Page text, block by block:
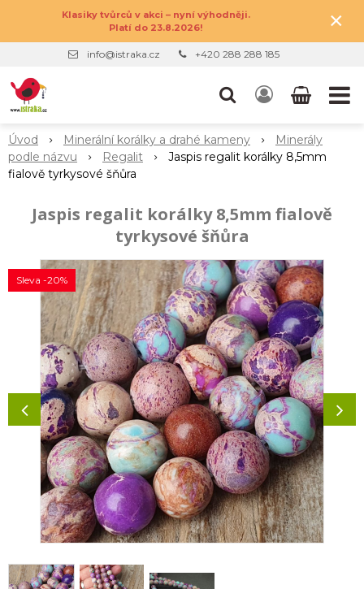
Klasiky tvůrců v akci – nyní výhodněji.
Platí do 23.8.2026!
×
info@istraka.cz +420 288 288 185
Úvod Minerální korálky a drahé kameny
Minerály
podle názvu
Regalit
Jaspis regalit korálky 8,5mm
fialově tyrkysové šňůra
Jaspis regalit korálky 8,5mm fialově
tyrkysové šňůra
Sleva -20%